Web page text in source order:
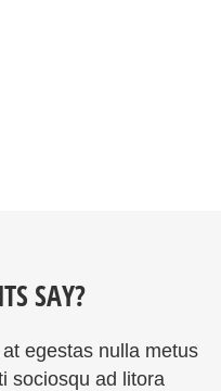
SAY?
egestas nulla metus
sociosqu ad litora